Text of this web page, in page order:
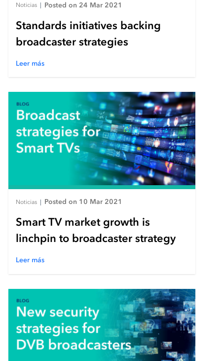
Noticias Posted on 24 Mar 2021
Standards initiatives backing
broadcaster strategies
Leer más
Noticias | Posted on 10 Mar 2021
Smart TV market growth is
linchpin to broadcaster strategy
Leer más